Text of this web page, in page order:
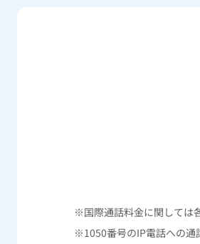
国際通話料金に関しては
050番号のIP電話への通